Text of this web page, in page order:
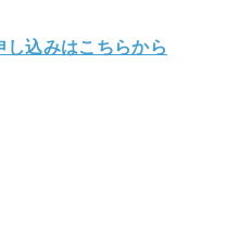
込みはこちらから